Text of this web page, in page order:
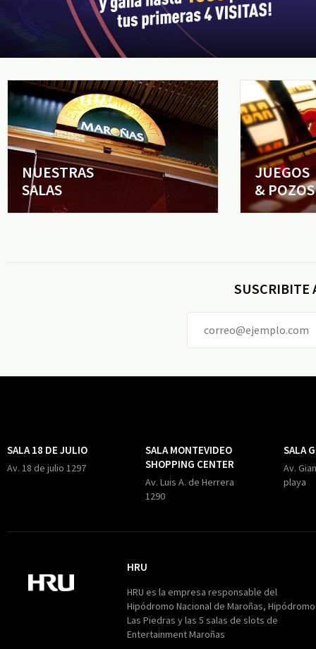
NUESTRAS
SALAS
JUEGOS
& POZOS
SUSCRIBITE
SALA 18 DE JULIO
Av. 18 de julio 1297
SALA MONTEVIDEO
SHOPPING CENTER
Av. Luis A. de Herrera
1290
SALA
Av.
playa
HRU
HRU es la empresa responsable del
Hipódromo Nacional de Maroñas, Hipódromo
Las Piedras y las 5 salas de slots de
Entertainment Maroñas